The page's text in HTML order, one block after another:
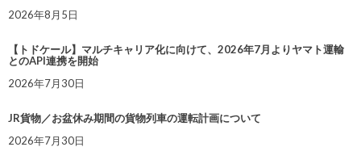
2026年8月5日
【トドケール】マルチキャリア化に向けて、2026年7月よりヤマト運輸
とのAPI連携を開始
2026年7月30日
JR貨物／お盆休み期間の貨物列車の運転計画について
2026年7月30日